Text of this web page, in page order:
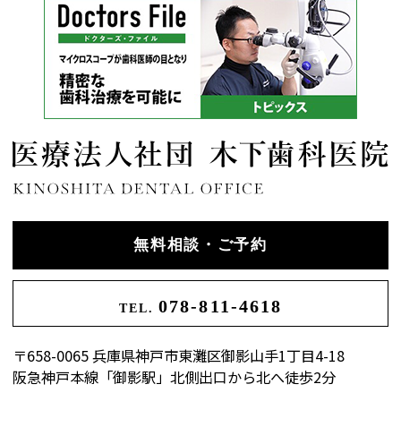
TEL. 078-811-4618
無料相談・ご予約
〒658-0065 兵庫県神戸市東灘区御影山手1丁目4-18
阪急神戸本線「御影駅」北側出口から北へ徒歩2分